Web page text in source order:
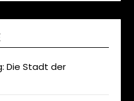
Die Stadt der